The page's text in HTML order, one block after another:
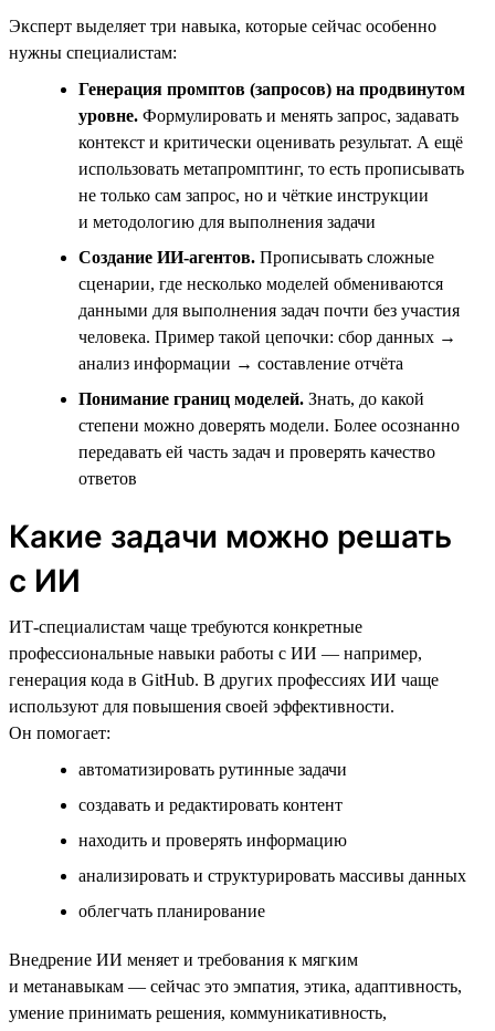
Эксперт выделяет три навыка, которые сейчас особенно
нужны специалистам:
Генерация промптов (запросов) на продвинутом
уровне. Формулировать и менять запрос, задавать
контекст и критически оценивать результат. А ещё
использовать метапромптинг, то есть прописывать
не только сам запрос, но и чёткие инструкции
и методологию для выполнения задачи
Создание ИИ-агентов. Прописывать сложные
сценарии, где несколько моделей обмениваются
данными для выполнения задач почти без участия
человека. Пример такой цепочки: сбор данных →
анализ информации → составление отчёта
Понимание границ моделей. Знать, до какой
степени можно доверять модели. Более осознанно
передавать ей часть задач и проверять качество
ответов
Какие задачи можно решать
с ИИ
ИТ-специалистам чаще требуются конкретные
профессиональные навыки работы с ИИ — например,
генерация кода в GitHub. В других профессиях ИИ чаще
используют для повышения своей эффективности.
Он помогает:
автоматизировать рутинные задачи
создавать и редактировать контент
находить и проверять информацию
анализировать и структурировать массивы данных
облегчать планирование
Внедрение ИИ меняет и требования к мягким
и метанавыкам — сейчас это эмпатия, этика, адаптивность,
умение принимать решения, коммуникативность,